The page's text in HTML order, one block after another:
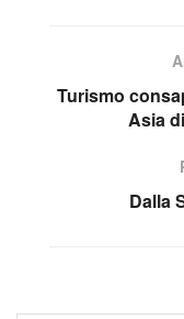
Turismo
Asia
Dalla